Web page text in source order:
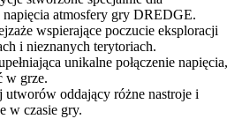
napięcia atmosfery gry DREDGE.
wspierające poczucie eksploracji
i nieznanych terytoriach.
unikalne połączenie napięcia,
w grze.
oddający różne nastroje i
w czasie gry.